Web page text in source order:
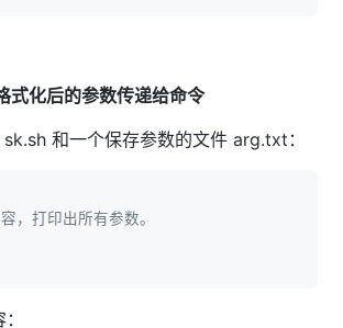
式化后的参数传递给命令
和一个保存参数的文件 arg.txt：
，打印出所有参数。